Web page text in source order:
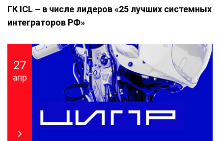
ГК ICL – в числе лидеров «25 лучших системных
интеграторов РФ»
27
апр